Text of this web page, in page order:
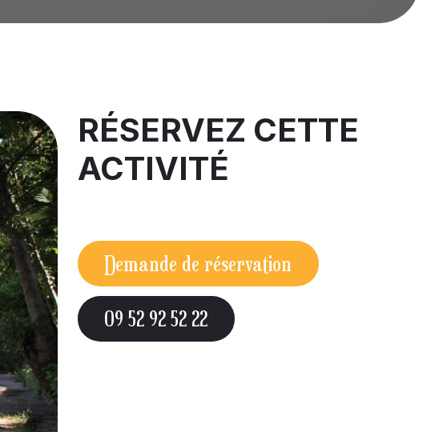
RÉSERVEZ CETTE
ACTIVITÉ
Demande de réservation
09 52 92 52 22